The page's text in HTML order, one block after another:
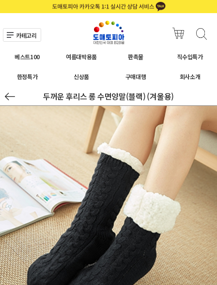
카테고리
베스트100 여름대박용품 판촉물 직수입특가
한정특가 신상품 구매대행 회사소개
두꺼운 후리스 롱 수면양말(블랙) (겨울용)